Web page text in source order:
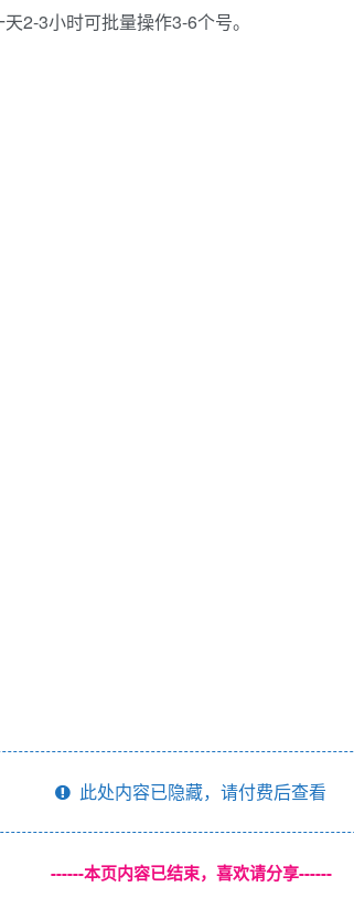
2-3小时可批量操作3-6个号。
此处内容已隐藏，请付费后查看
------本页内容已结束，喜欢请分享------